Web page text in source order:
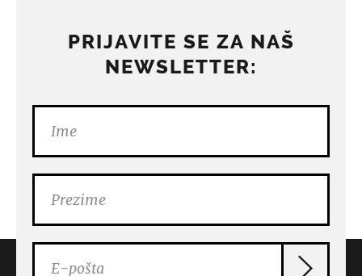
PRIJAVITE SE ZA NAŠ
NEWSLETTER: